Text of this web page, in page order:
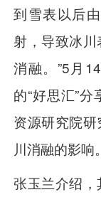
到雪表以后
射，导致冰
消融。”5月
的“好思汇”
资源研究院
川消融的影响。
张玉兰介绍